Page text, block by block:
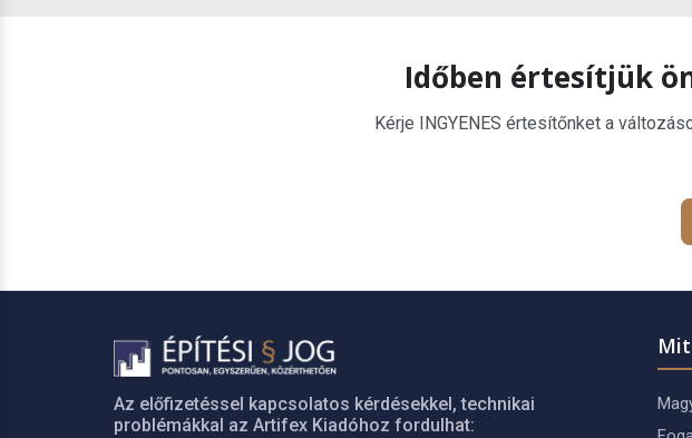
Időben értesítjük
Kérje INGYENES értesítőnket a
Az előfizetéssel kapcsolatos kérdésekkel, technikai
problémákkal az Artifex Kiadóhoz fordulhat: